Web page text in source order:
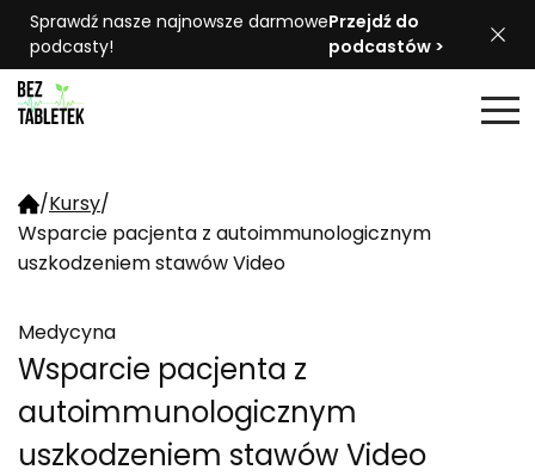
Sprawdź nasze najnowsze darmowe
podcasty!
Przejdź do
podcastów >
/Kursy/
Wsparcie pacjenta z autoimmunologicznym
uszkodzeniem stawów Video
Medycyna
Wsparcie pacjenta z
autoimmunologicznym
uszkodzeniem stawów Video